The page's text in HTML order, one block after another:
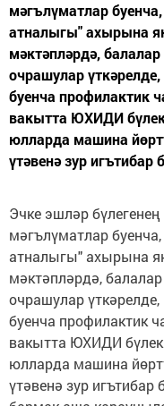
мәгълүматлар
атналыгы" ахырына
мәктәпләрдә,
очрашулар
буенча профилактик
вакытта ЮХИДИ
юлларда машина
үтәвенә зур
Эчке эшләр
мәгълүматлар
атналыгы" ахырына
мәктәпләрдә,
очрашулар
буенча профилактик
вакытта ЮХИДИ
юлларда машина
үтәвенә зур